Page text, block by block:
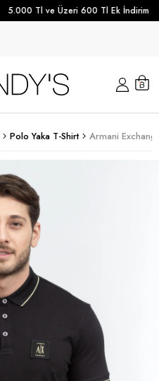
5.000 Tl ve Üzeri 600 Tl Ek İndirim
Polo Yaka T-Shirt Armani